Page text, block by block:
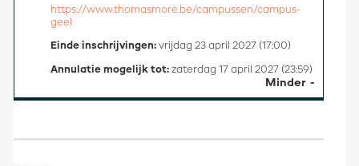
Minder
https://www.thomasmore.be/campussen/campus-
geel
Einde inschrijvingen: vrijdag 23 april 2027 (17:00)
Annulatie mogelijk tot: zaterdag 17 april 2027 (23:59)